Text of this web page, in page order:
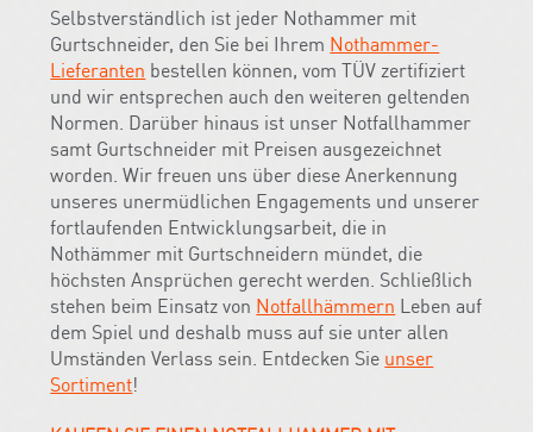
Selbstverständlich ist jeder Nothammer mit
Gurtschneider, den Sie bei Ihrem Nothammer-
Lieferanten bestellen können, vom TÜV zertifiziert
und wir entsprechen auch den weiteren geltenden
Normen. Darüber hinaus ist unser Notfallhammer
samt Gurtschneider mit Preisen ausgezeichnet
worden. Wir freuen uns über diese Anerkennung
unseres unermüdlichen Engagements und unserer
fortlaufenden Entwicklungsarbeit, die in
Nothämmer mit Gurtschneidern mündet, die
höchsten Ansprüchen gerecht werden. Schließlich
stehen beim Einsatz von Notfallhämmern Leben auf
dem Spiel und deshalb muss auf sie unter allen
Umständen Verlass sein. Entdecken Sie unser
Sortiment!